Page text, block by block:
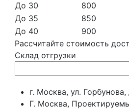
До 30
800
До 35
850
До 40
900
Рассчитайте стоимость
Склад отгрузки
г. Москва, ул. Горбунова,
Г. Москва,